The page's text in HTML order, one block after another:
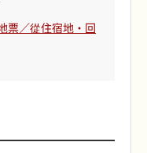
票／從住宿地・回